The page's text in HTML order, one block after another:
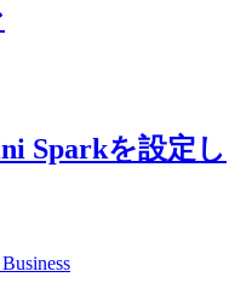
Sparkを設定し
Business